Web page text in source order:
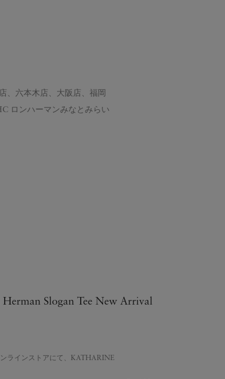
、六本木店、大阪店、福岡
ロンハーマンみなとみらい
Slogan Tee New Arrival
ラインストアにて、KATHARINE